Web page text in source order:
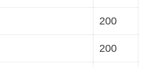
200
200